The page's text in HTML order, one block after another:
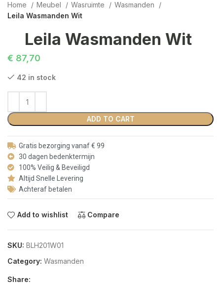
Home Meubel Wasruimte
Wasmanden
Leila Wasmanden Wit
Leila Wasmanden Wit
€ 87,70
42 in stock
ADD TO CART
Gratis bezorging vanaf € 99
30 dagen bedenktermijn
100% Veilig & Beveiligd
Altijd Snelle Levering
Achteraf betalen
Add to wishlist Compare
SKU: BLH201W01
Category: Wasmanden
Share: